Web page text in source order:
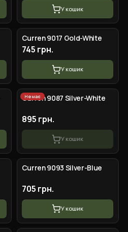
У кошик
Curren 9017 Gold-White
745 грн.
У кошик
Немає
Curren 9087 Silver-White
895 грн.
У кошик
Curren 9093 Silver-Blue
705 грн.
У кошик